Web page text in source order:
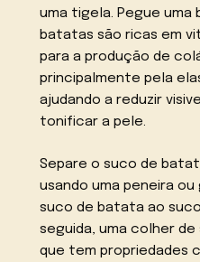
uma tigela. Pegue uma
batatas são ricas em
para a produção de
principalmente pela
ajudando a reduzir
tonificar a pele.
Separe o suco de
usando uma peneira
suco de batata ao
seguida, uma colher de
que tem propriedades